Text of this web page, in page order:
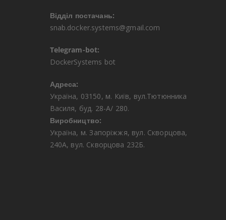
Відділ постачань:
snab.docker.systems@gmail.com
Telegram-bot:
DockerSystems bot
Адреса:
Україна, 03150, м. Київ, вул.Тютюнника
Василя, буд. 28-А/ 280.
Виробництво:
Україна, м. Запоріжжя, вул. Скворцова,
240А, вул. Скворцова 232Б.